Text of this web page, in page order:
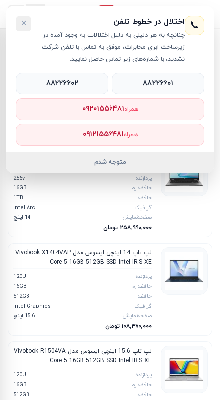
لپ تاپ Vivobook
لپ تاپ Vivobook
فیلترها
محصول جدیدترین ارزان‌ترین گران‌ترین پرفروش‌ترین
14 Core Ultra 7 16GB 1TB SSD Intel Arc
پردازنده
256v
حافظه رم
16GB
حافظه
1TB
گرافیک
Intel Arc
صفحه‌نمایش
14 اینچ
۲۵۸٬۹۹۰٬۰۰۰ تومان
لپ تاپ 14 اینچی ایسوس مدل Vivobook X1404VAP
Core 5 16GB 512GB SSD Intel IRIS XE
پردازنده
120U
حافظه رم
16GB
حافظه
512GB
گرافیک
Intel Graphics
صفحه‌نمایش
15.6 اینچ
۱۰۸٬۴۷۰٬۰۰۰ تومان
لپ تاپ 15.6 اینچی ایسوس مدل Vivobook R1504VA
Core 5 16GB 512GB SSD Intel IRIS XE
پردازنده
120U
حافظه رم
16GB
حافظه
512GB
📞 اختلال در خطوط تلفن
چنانچه به هر دلیلی به دلیل اختلالات به وجود آمده در
زیرساخت ابری مخابرات، موفق به تماس با تلفن شرکت
نشدید، با شماره‌های زیر تماس حاصل نمایید:
×
۸۸۲۲۶۶۰۱ ۸۸۲۲۶۶۰۲
همراه۰۹۲۰۱۵۵۶۴۸۱
همراه۰۹۱۲۱۵۵۶۴۸۱
متوجه شدم